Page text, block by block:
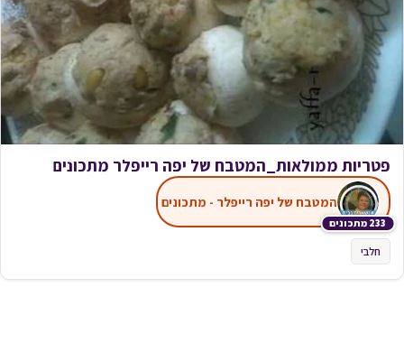
פטריות ממולאות_המטבח של יפה רייפלר מתכונים
233 מתכונים
המטבח של יפה רייפלר - מתכונים
חלבי